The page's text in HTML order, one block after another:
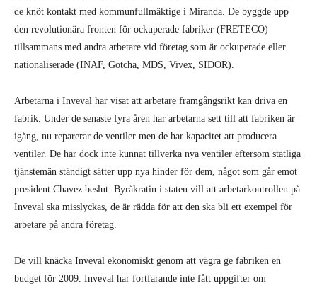
de knöt kontakt med kommunfullmäktige i Miranda. De byggde upp
den revolutionära fronten för ockuperade fabriker (FRETECO)
tillsammans med andra arbetare vid företag som är ockuperade eller
nationaliserade (INAF, Gotcha, MDS, Vivex, SIDOR).
Arbetarna i Inveval har visat att arbetare framgångsrikt kan driva en
fabrik. Under de senaste fyra åren har arbetarna sett till att fabriken är
igång, nu reparerar de ventiler men de har kapacitet att producera
ventiler. De har dock inte kunnat tillverka nya ventiler eftersom statliga
tjänstemän ständigt sätter upp nya hinder för dem, något som går emot
president Chavez beslut. Byråkratin i staten vill att arbetarkontrollen på
Inveval ska misslyckas, de är rädda för att den ska bli ett exempel för
arbetare på andra företag.
De vill knäcka Inveval ekonomiskt genom att vägra ge fabriken en
budget för 2009. Inveval har fortfarande inte fått uppgifter om